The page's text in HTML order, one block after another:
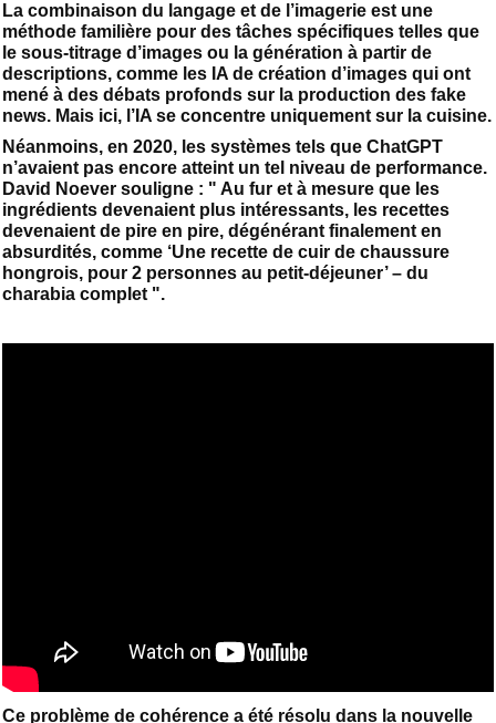
La combinaison du langage et de l’imagerie est une
méthode familière pour des tâches spécifiques telles que
le sous-titrage d’images ou la génération à partir de
descriptions, comme les IA de création d’images qui ont
mené à des débats profonds sur la production des fake
news. Mais ici, l’IA se concentre uniquement sur la cuisine.
Néanmoins, en 2020, les systèmes tels que ChatGPT
n’avaient pas encore atteint un tel niveau de performance.
David Noever souligne : " Au fur et à mesure que les
ingrédients devenaient plus intéressants, les recettes
devenaient de pire en pire, dégénérant finalement en
absurdités, comme ‘Une recette de cuir de chaussure
hongrois, pour 2 personnes au petit-déjeuner’ – du
charabia complet ".
Ce problème de cohérence a été résolu dans la nouvelle